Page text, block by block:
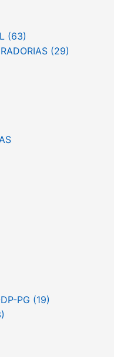
(63)
(29)
PG (19)